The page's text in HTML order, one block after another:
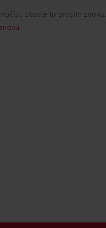
zkuste to prosím znovu.